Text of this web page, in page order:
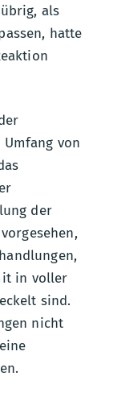
als
hatte
von
der
in voller
sind.
nicht